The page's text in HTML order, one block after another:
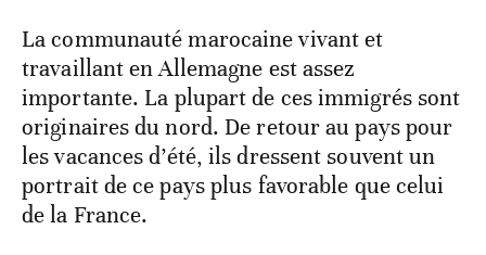
La communauté marocaine vivant et
travaillant en Allemagne est assez
importante. La plupart de ces immigrés sont
originaires du nord. De retour au pays pour
les vacances d’été, ils dressent souvent un
portrait de ce pays plus favorable que celui
de la France.